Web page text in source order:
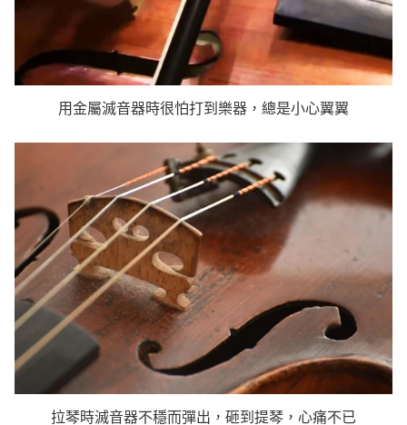
用金屬滅音器時很怕打到樂器，總是小心翼翼
拉琴時滅音器不穩而彈出，砸到提琴，心痛不已